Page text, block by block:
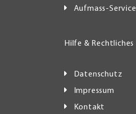
Aufmass-Service
Hilfe & Rechtliches
Datenschutz
Impressum
Kontakt